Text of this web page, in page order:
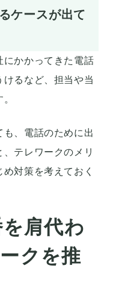
ケースが出て
にかかってきた電話
るなど、担当や当
、電話のために出
テレワークのメリ
対策を考えておく
肩代わ
クを推